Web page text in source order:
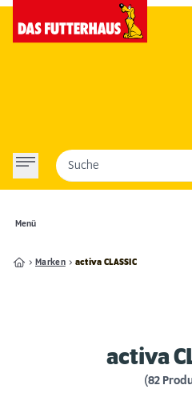
Menü
Suche
Marken activa CLASSIC
activa
(82